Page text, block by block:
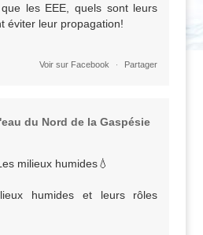
les EEE, quels sont leurs
éviter leur propagation!
Voir sur Facebook · Partager
du Nord de la Gaspésie
milieux humides💧
humides et leurs rôles